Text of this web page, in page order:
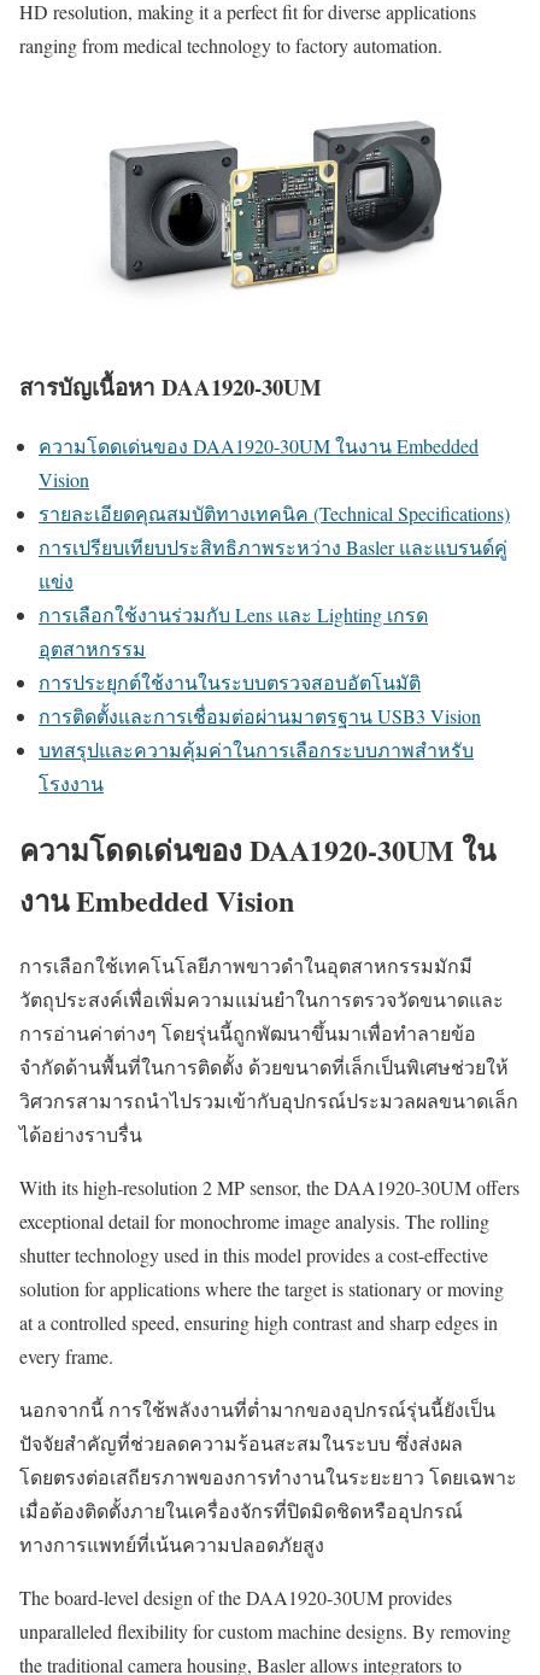
HD resolution, making it a perfect fit for diverse applications
ranging from medical technology to factory automation.
สารบัญเนื้อหา DAA1920-30UM
ความโดดเด่นของ DAA1920-30UM ในงาน Embedded
Vision
รายละเอียดคุณสมบัติทางเทคนิค (Technical Specifications)
การเปรียบเทียบประสิทธิภาพระหว่าง Basler และแบรนด์คู่
แข่ง
การเลือกใช้งานร่วมกับ Lens และ Lighting เกรด
อุตสาหกรรม
การประยุกต์ใช้งานในระบบตรวจสอบอัตโนมัติ
การติดตั้งและการเชื่อมต่อผ่านมาตรฐาน USB3 Vision
บทสรุปและความคุ้มค่าในการเลือกระบบภาพสำหรับ
โรงงาน
ความโดดเด่นของ DAA1920-30UM ใน
งาน Embedded Vision
การเลือกใช้เทคโนโลยีภาพขาวดำในอุตสาหกรรมมักมี
วัตถุประสงค์เพื่อเพิ่มความแม่นยำในการตรวจวัดขนาดและ
การอ่านค่าต่างๆ โดยรุ่นนี้ถูกพัฒนาขึ้นมาเพื่อทำลายข้อ
จำกัดด้านพื้นที่ในการติดตั้ง ด้วยขนาดที่เล็กเป็นพิเศษช่วยให้
วิศวกรสามารถนำไปรวมเข้ากับอุปกรณ์ประมวลผลขนาดเล็ก
ได้อย่างราบรื่น
With its high-resolution 2 MP sensor, the DAA1920-30UM offers
exceptional detail for monochrome image analysis. The rolling
shutter technology used in this model provides a cost-effective
solution for applications where the target is stationary or moving
at a controlled speed, ensuring high contrast and sharp edges in
every frame.
นอกจากนี้ การใช้พลังงานที่ต่ำมากของอุปกรณ์รุ่นนี้ยังเป็น
ปัจจัยสำคัญที่ช่วยลดความร้อนสะสมในระบบ ซึ่งส่งผล
โดยตรงต่อเสถียรภาพของการทำงานในระยะยาว โดยเฉพาะ
เมื่อต้องติดตั้งภายในเครื่องจักรที่ปิดมิดชิดหรืออุปกรณ์
ทางการแพทย์ที่เน้นความปลอดภัยสูง
The board-level design of the DAA1920-30UM provides
unparalleled flexibility for custom machine designs. By removing
the traditional camera housing, Basler allows integrators to